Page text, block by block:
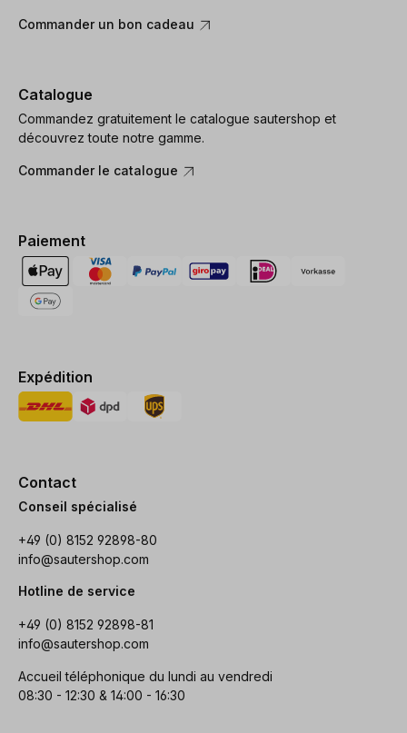
Commander un bon cadeau
Catalogue
Commandez gratuitement le catalogue sautershop et
découvrez toute notre gamme.
Commander le catalogue
Paiement
Expédition
Contact
Conseil spécialisé
+49 (0) 8152 92898-80
info@sautershop.com
Hotline de service
+49 (0) 8152 92898-81
info@sautershop.com
Accueil téléphonique du lundi au vendredi
08:30 - 12:30 & 14:00 - 16:30